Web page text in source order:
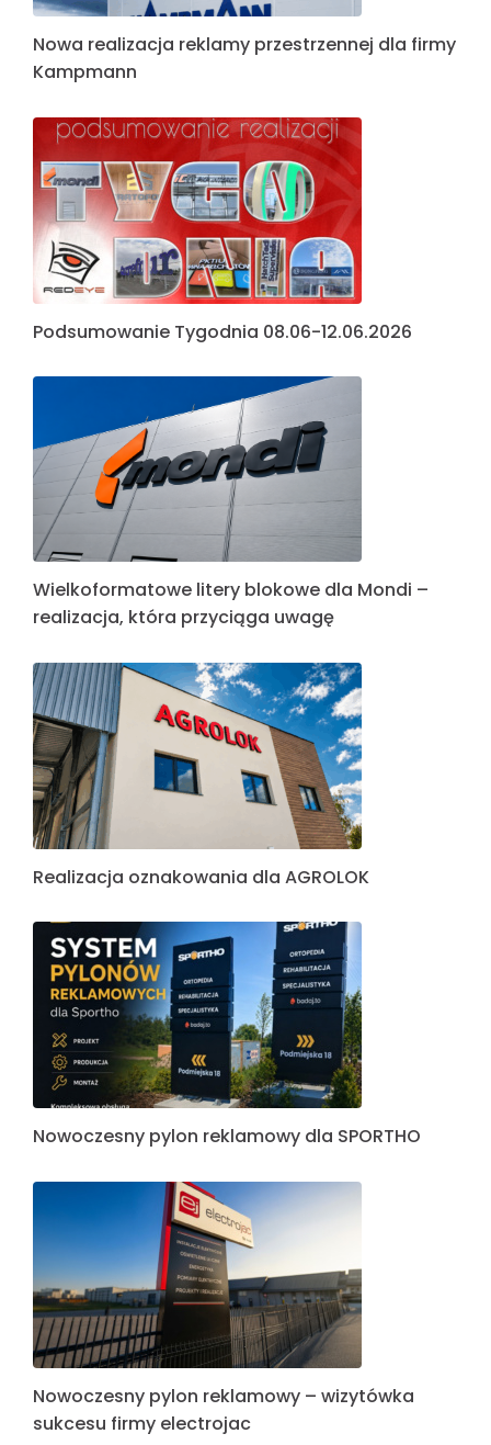
Nowa realizacja reklamy przestrzennej dla firmy
Kampmann
Podsumowanie Tygodnia 08.06-12.06.2026
Wielkoformatowe litery blokowe dla Mondi –
realizacja, która przyciąga uwagę
Realizacja oznakowania dla AGROLOK
Nowoczesny pylon reklamowy dla SPORTHO
Nowoczesny pylon reklamowy – wizytówka
sukcesu firmy electrojac